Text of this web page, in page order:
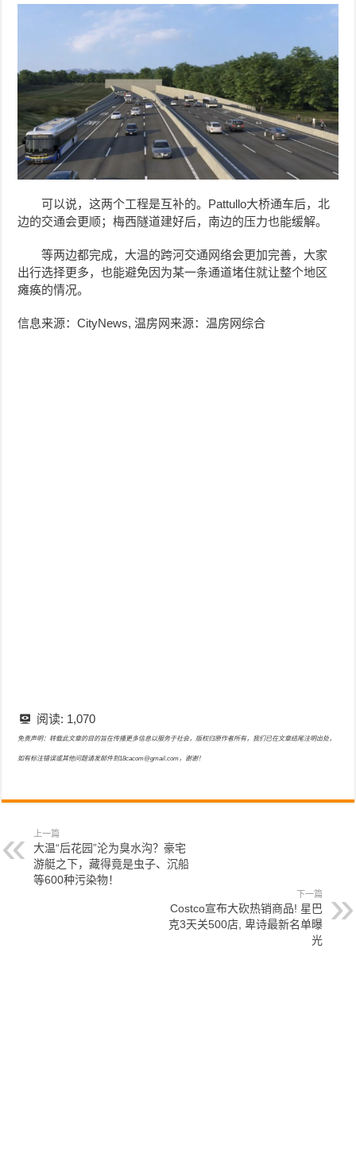
可以说，这两个工程是互补的。Pattullo大桥通车后，北
边的交通会更顺；梅西隧道建好后，南边的压力也能缓解。
等两边都完成，大温的跨河交通网络会更加完善，大家
出行选择更多，也能避免因为某一条通道堵住就让整个地区
瘫痪的情况。
信息来源：CityNews, 温房网来源：温房网综合
阅读: 1,070
免责声明：转载此文章的目的旨在传播更多信息以服务于社会，版权归原作者所有，我们已在文章结尾注明出处，
如有标注错误或其他问题请发邮件到18cacom@gmail.com，谢谢！
上一篇
大温“后花园”沦为臭水沟？豪宅
游艇之下，藏得竟是虫子、沉船
等600种污染物！
下一篇
Costco宣布大砍热销商品! 星巴
克3天关500店, 卑诗最新名单曝
光